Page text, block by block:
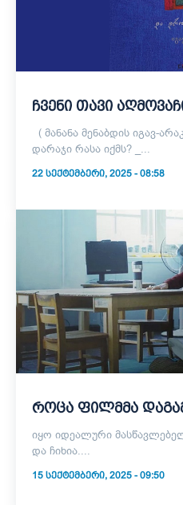
ჩვენი თავი
დარაჯი რასა იქმს? _...
22 ᲡᲔᲥᲢᲔᲛᲑᲔᲠᲘ, 2025 - 08:58
როცა ფილმმა
იყო იდეალური
და ჩიხია....
15 ᲡᲔᲥᲢᲔᲛᲑᲔᲠᲘ, 2025 - 09:50